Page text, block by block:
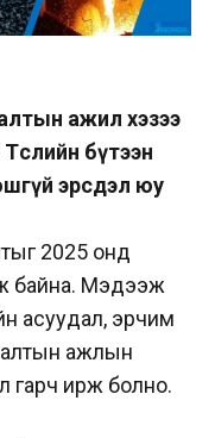
ажил хэзээ
бүтээн
эрсдэл юу
2025 онд
байна. Мэдээж
асуудал, эрчим
ажлын
гарч ирж болно.